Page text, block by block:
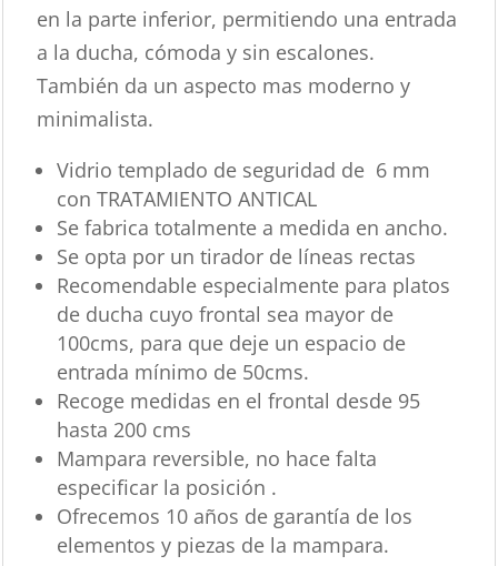
en la parte inferior, permitiendo una entrada
a la ducha, cómoda y sin escalones.
También da un aspecto mas moderno y
minimalista.
Vidrio templado de seguridad de 6 mm
con TRATAMIENTO ANTICAL
Se fabrica totalmente a medida en ancho.
Se opta por un tirador de líneas rectas
Recomendable especialmente para platos
de ducha cuyo frontal sea mayor de
100cms, para que deje un espacio de
entrada mínimo de 50cms.
Recoge medidas en el frontal desde 95
hasta 200 cms
Mampara reversible, no hace falta
especificar la posición .
Ofrecemos 10 años de garantía de los
elementos y piezas de la mampara.